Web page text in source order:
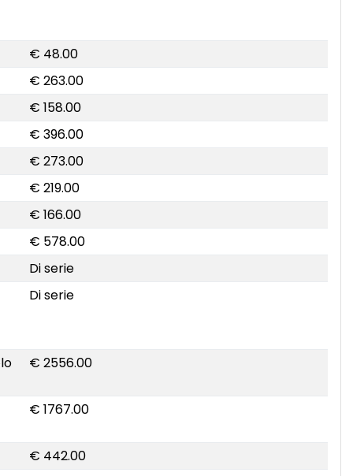
€ 48.00
€ 263.00
€ 158.00
€ 396.00
€ 273.00
€ 219.00
€ 166.00
€ 578.00
Di serie
Di serie
€ 2556.00
€ 1767.00
€ 442.00